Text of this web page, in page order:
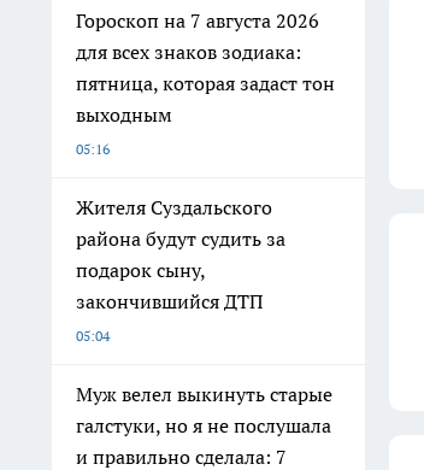
Гороскоп на 7 августа 2026
для всех знаков зодиака:
пятница, которая задаст тон
выходным
05:16
Жителя Суздальского
района будут судить за
подарок сыну,
закончившийся ДТП
05:04
Муж велел выкинуть старые
галстуки, но я не послушала
и правильно сделала: 7